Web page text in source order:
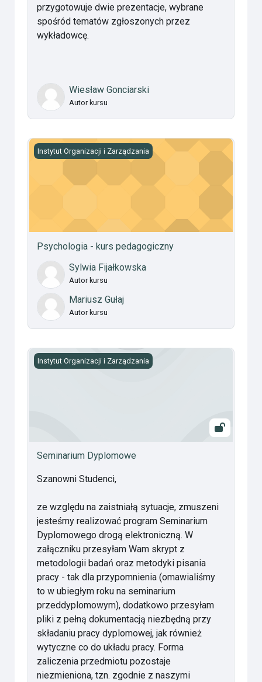
przygotowuje dwie prezentacje, wybrane
spośród tematów zgłoszonych przez
wykładowcę.
Wiesław Gonciarski
Autor kursu
Psychologia - kurs pedagogiczny
Instytut Organizacji i Zarządzania
Psychologia - kurs pedagogiczny
Sylwia Fijałkowska
Autor kursu
Mariusz Gułaj
Autor kursu
Seminarium Dyplomowe
Instytut Organizacji i Zarządzania
Seminarium Dyplomowe
Szanowni Studenci,
ze względu na zaistniałą sytuacje, zmuszeni
jesteśmy realizować program Seminarium
Dyplomowego drogą elektroniczną. W
załączniku przesyłam Wam skrypt z
metodologii badań oraz metodyki pisania
pracy - tak dla przypomnienia (omawialiśmy
to w ubiegłym roku na seminarium
przeddyplomowym), dodatkowo przesyłam
pliki z pełną dokumentacją niezbędną przy
składaniu pracy dyplomowej, jak również
wytyczne co do układu pracy. Forma
zaliczenia przedmiotu pozostaje
niezmieniona, tzn. zgodnie z naszymi